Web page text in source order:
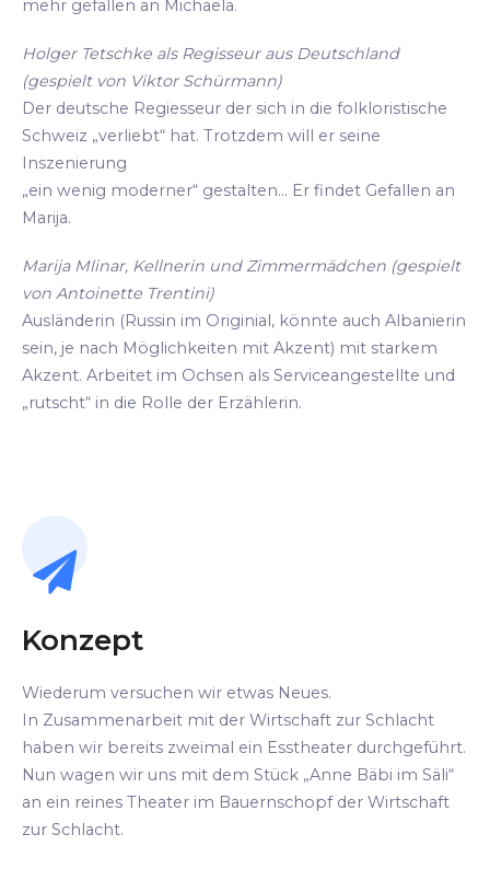
mehr gefallen an Michaela.
Holger Tetschke als Regisseur aus Deutschland
(gespielt von Viktor Schürmann)
Der deutsche Regiesseur der sich in die folkloristische
Schweiz „verliebt“ hat. Trotzdem will er seine
Inszenierung
„ein wenig moderner“ gestalten... Er findet Gefallen an
Marija.
Marija Mlinar, Kellnerin und Zimmermädchen (gespielt
von Antoinette Trentini)
Ausländerin (Russin im Originial, könnte auch Albanierin
sein, je nach Möglichkeiten mit Akzent) mit starkem
Akzent. Arbeitet im Ochsen als Serviceangestellte und
„rutscht“ in die Rolle der Erzählerin.
Konzept
Wiederum versuchen wir etwas Neues.
In Zusammenarbeit mit der Wirtschaft zur Schlacht
haben wir bereits zweimal ein Esstheater durchgeführt.
Nun wagen wir uns mit dem Stück „Anne Bäbi im Säli“
an ein reines Theater im Bauernschopf der Wirtschaft
zur Schlacht.